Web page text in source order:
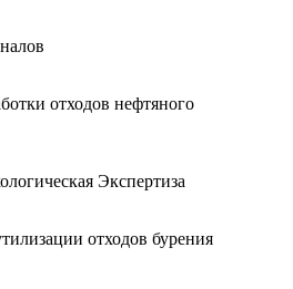
отходов нефтяного
Экспертиза
отходов бурения